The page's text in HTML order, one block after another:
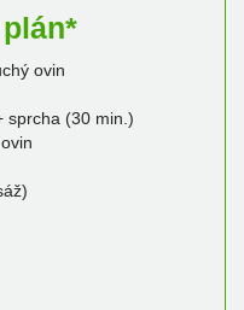
ovin
sprcha (30 min.)